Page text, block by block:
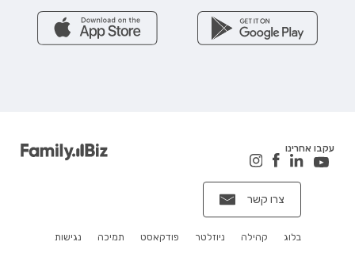
צרו קשר
נגישות תמיכה פודקאסט ניוזלטר קהילה בלוג
עקבו אחרינו